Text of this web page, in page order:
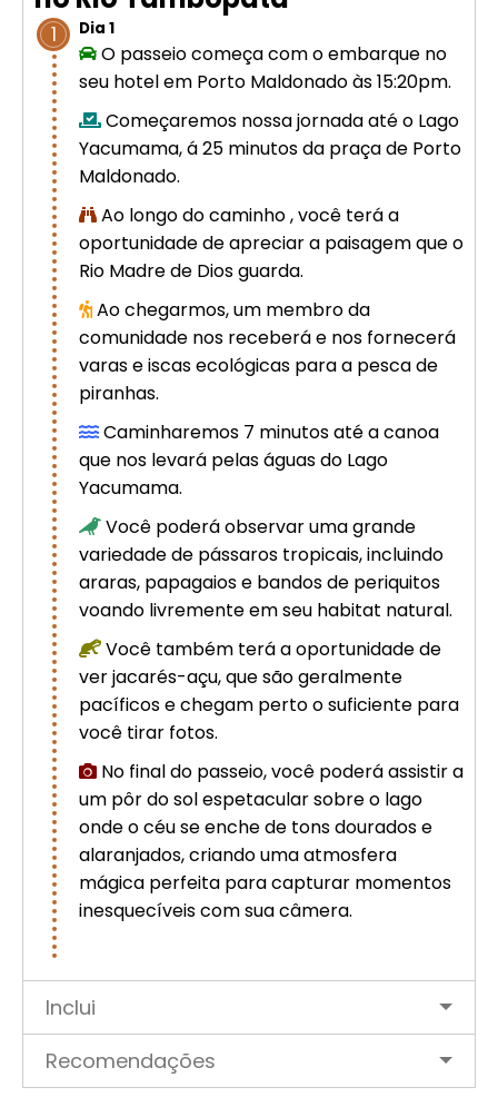
Cusco – Acomodação em hotel 4
estrelas | Machu Picchu
Cusco: Machu Picchu + hotel 4
estrelas
1 Dia 1
O passeio começa com o embarque no
seu hotel em Porto Maldonado às 15:20pm.
Começaremos nossa jornada até o Lago
Yacumama, á 25 minutos da praça de Porto
Maldonado.
Ao longo do caminho , você terá a
oportunidade de apreciar a paisagem que o
Rio Madre de Dios guarda.
Ao chegarmos, um membro da
comunidade nos receberá e nos fornecerá
varas e iscas ecológicas para a pesca de
piranhas.
Caminharemos 7 minutos até a canoa
que nos levará pelas águas do Lago
Yacumama.
Você poderá observar uma grande
variedade de pássaros tropicais, incluindo
araras, papagaios e bandos de periquitos
voando livremente em seu habitat natural.
Você também terá a oportunidade de
ver jacarés-açu, que são geralmente
pacíficos e chegam perto o suficiente para
você tirar fotos.
No final do passeio, você poderá assistir a
um pôr do sol espetacular sobre o lago
onde o céu se enche de tons dourados e
alaranjados, criando uma atmosfera
mágica perfeita para capturar momentos
inesquecíveis com sua câmera.
Inclui
Recomendações